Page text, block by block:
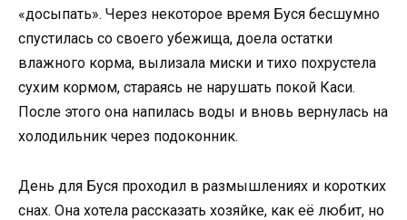
«досыпать». Через некоторое время Буся бесшумно
спустилась со своего убежища, доела остатки
влажного корма, вылизала миски и тихо похрустела
сухим кормом, стараясь не нарушать покой Каси.
После этого она напилась воды и вновь вернулась на
холодильник через подоконник.
День для Буся проходил в размышлениях и коротких
снах. Она хотела рассказать хозяйке, как её любит, но